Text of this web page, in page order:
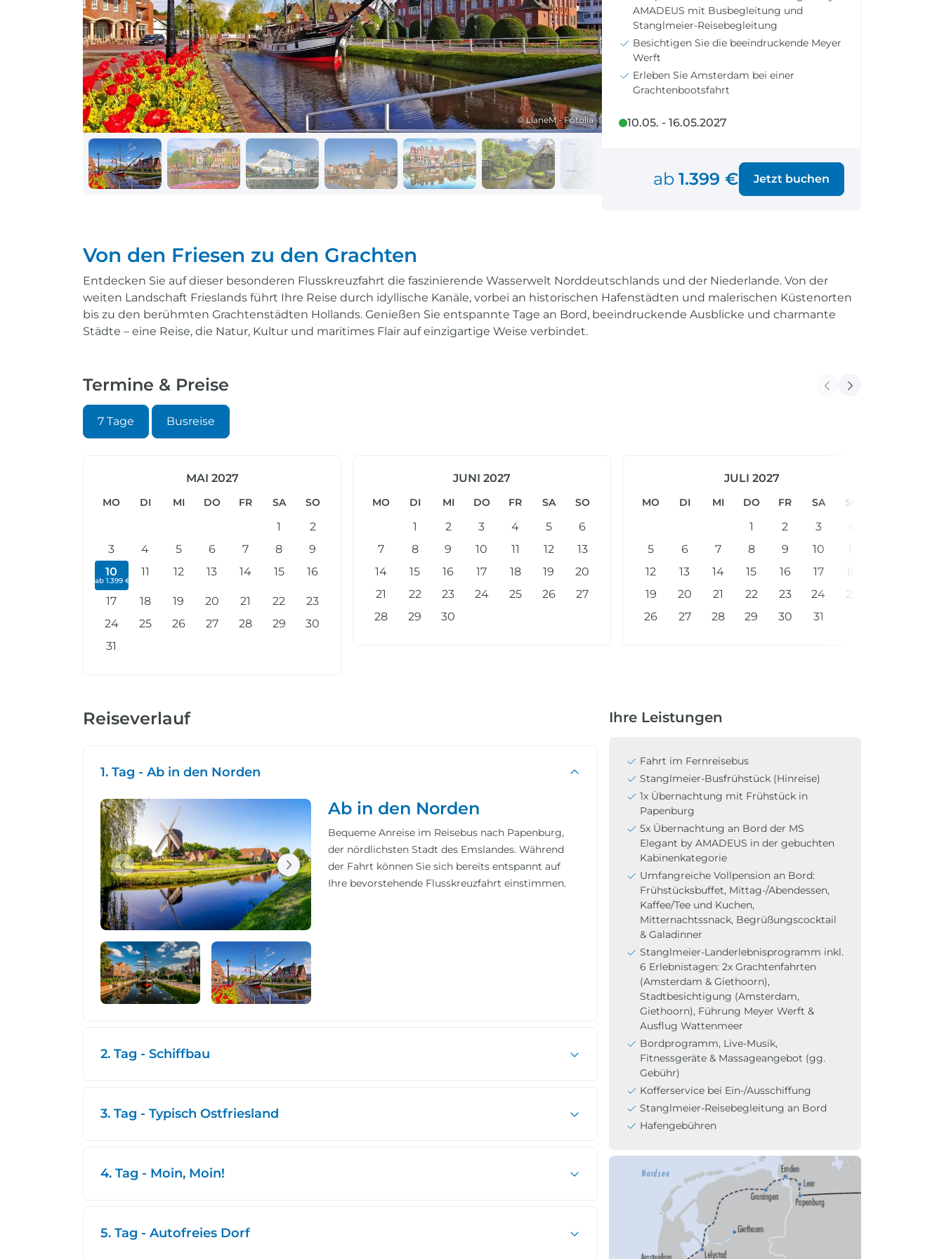
Frankreich Kroatien
Reisen mit
Durchführungsgarantie
Letzte Plätze sichern
Reisekalender
Ihr perfekt geplantes Jahr
Abfahrtsstellen
Alles auf einen Blick Weltweite Ziele entdecken
Reisen mit
Durchführungsgarantie
Letzte Plätze sichern
Reisekalender
Ihr perfekt geplantes Jahr
Ihr Weg zum Flughafen
Flughafentransfer & Parken
Einreisebestimmungen
Alles Wichtige
Landausflüge buchen
© LianeM - Fotolia
AMADEUS mit Busbegleitung und
Stanglmeier-Reisebegleitung
Besichtigen Sie die beeindruckende Meyer
Werft
Erleben Sie Amsterdam bei einer
Grachtenbootsfahrt
10.05. - 16.05.2027
ab 1.399 € Jetzt buchen
Von den Friesen zu den Grachten
Entdecken Sie auf dieser besonderen Flusskreuzfahrt die faszinierende Wasserwelt Norddeutschlands und der Niederlande. Von der
weiten Landschaft Frieslands führt Ihre Reise durch idyllische Kanäle, vorbei an historischen Hafenstädten und malerischen Küstenorten
bis zu den berühmten Grachtenstädten Hollands. Genießen Sie entspannte Tage an Bord, beeindruckende Ausblicke und charmante
Städte – eine Reise, die Natur, Kultur und maritimes Flair auf einzigartige Weise verbindet.
Termine & Preise
7 Tage Busreise
MAI 2027
MO DI MI DO FR SA SO
1
2
3
4 5 6 7 8
9
10
ab 1.399 €
11 12 13 14 15 16
17 18 19 20 21 22
23
24
25 26 27 28 29
30
31
JUNI 2027
MO DI MI DO FR SA SO
1 2 3 4 5
6
7
8 9 10 11 12
13
14
15 16 17 18 19
20
21
22 23 24 25 26
27
28
29 30
JULI 2027
MO DI MI DO FR SA SO
1 2 3
4
5
6 7 8 9 10
11
12
13 14 15 16 17
18
19
20 21 22 23 24
25
26
27 28 29 30 31
Reiseverlauf
1. Tag - Ab in den Norden
Ab in den Norden
Bequeme Anreise im Reisebus nach Papenburg,
der nördlichsten Stadt des Emslandes. Während
der Fahrt können Sie sich bereits entspannt auf
Ihre bevorstehende Flusskreuzfahrt einstimmen.
2. Tag - Schiffbau
3. Tag - Typisch Ostfriesland
4. Tag - Moin, Moin!
5. Tag - Autofreies Dorf
Ihre Leistungen
Fahrt im Fernreisebus
Stanglmeier-Busfrühstück (Hinreise)
1x Übernachtung mit Frühstück in
Papenburg
5x Übernachtung an Bord der MS
Elegant by AMADEUS in der gebuchten
Kabinenkategorie
Umfangreiche Vollpension an Bord:
Frühstücksbuffet, Mittag-/Abendessen,
Kaffee/Tee und Kuchen,
Mitternachtssnack, Begrüßungscocktail
& Galadinner
Stanglmeier-Landerlebnisprogramm inkl.
6 Erlebnistagen: 2x Grachtenfahrten
(Amsterdam & Giethoorn),
Stadtbesichtigung (Amsterdam,
Giethoorn), Führung Meyer Werft &
Ausflug Wattenmeer
Bordprogramm, Live-Musik,
Fitnessgeräte & Massageangebot (gg.
Gebühr)
Kofferservice bei Ein-/Ausschiffung
Stanglmeier-Reisebegleitung an Bord
Hafengebühren